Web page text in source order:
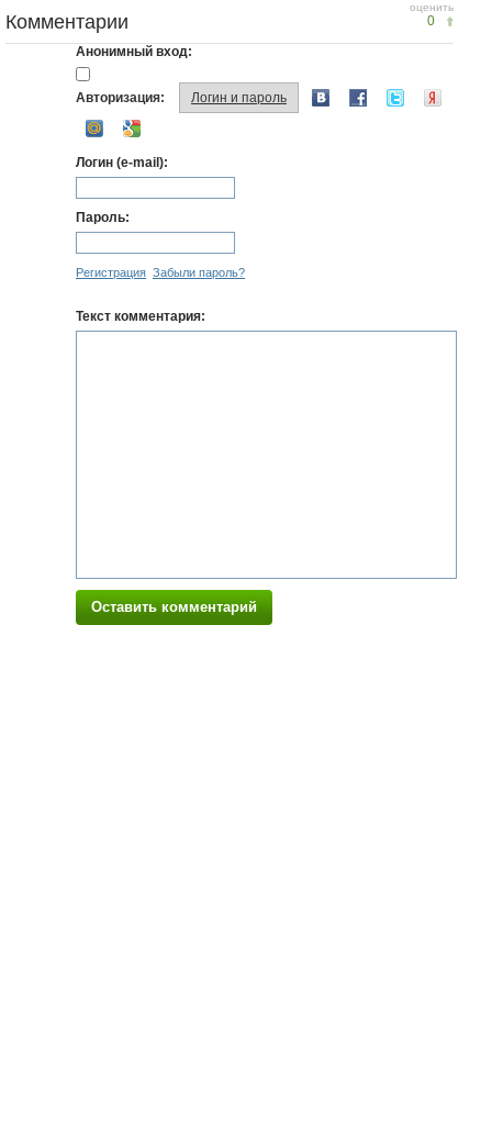
оценить
0
Комментарии
Анонимный вход:
Авторизация: Логин и пароль
Логин (e-mail):
Пароль:
Регистрация Забыли пароль?
Текст комментария:
Оставить комментарий